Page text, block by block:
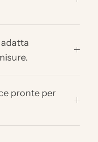
pronte per